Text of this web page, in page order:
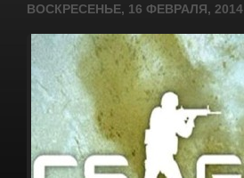
ВОСКРЕСЕНЬЕ, 16 ФЕВРАЛЯ, 2014